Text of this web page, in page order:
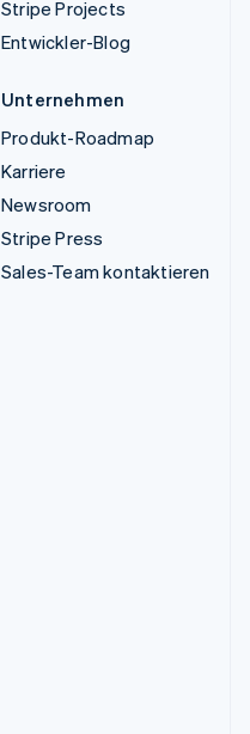
Stripe Projects
Entwickler-Blog
Unternehmen
Produkt-Roadmap
Karriere
Newsroom
Stripe Press
Sales-Team kontaktieren